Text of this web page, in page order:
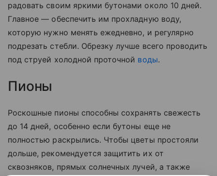
радовать своим яркими бутонами около 10 дней.
Главное — обеспечить им прохладную воду,
которую нужно менять ежедневно, и регулярно
подрезать стебли. Обрезку лучше всего проводить
под струей холодной проточной воды.
Пионы
Роскошные пионы способны сохранять свежесть
до 14 дней, особенно если бутоны еще не
полностью раскрылись. Чтобы цветы простояли
дольше, рекомендуется защитить их от
сквозняков, прямых солнечных лучей, а также